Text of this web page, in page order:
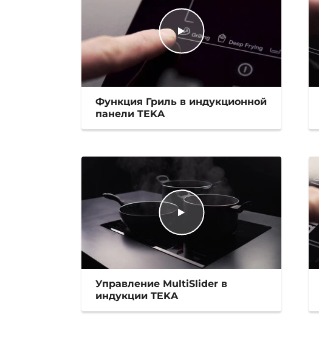
Функция Гриль в индукционной
панели TEKA
Управление MultiSlider в
индукции TEKA